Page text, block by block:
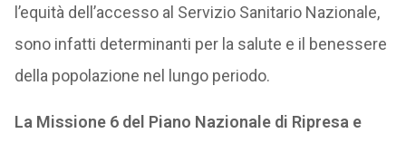
l’equità dell’accesso al Servizio Sanitario Nazionale,
sono infatti determinanti per la salute e il benessere
della popolazione nel lungo periodo.
La Missione 6 del Piano Nazionale di Ripresa e